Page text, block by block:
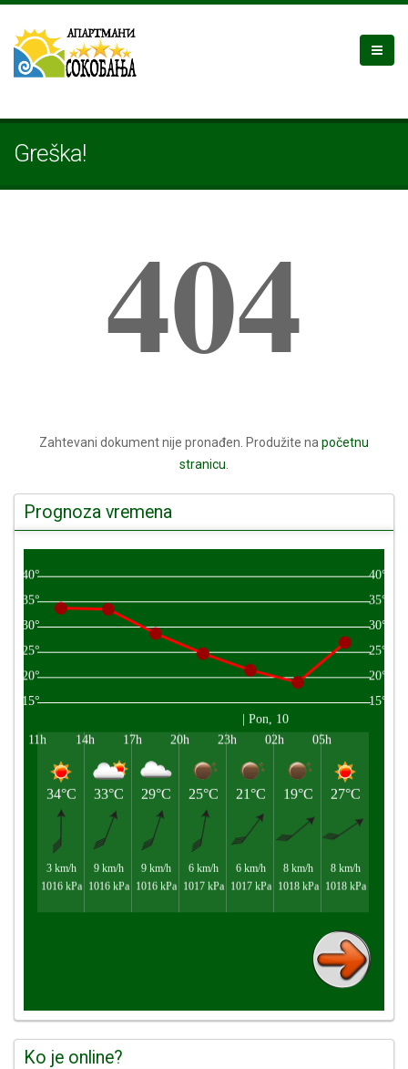
Greška!
404
Zahtevani dokument nije pronađen. Produžite na početnu
stranicu
Prognoza vremena
Ko je online?